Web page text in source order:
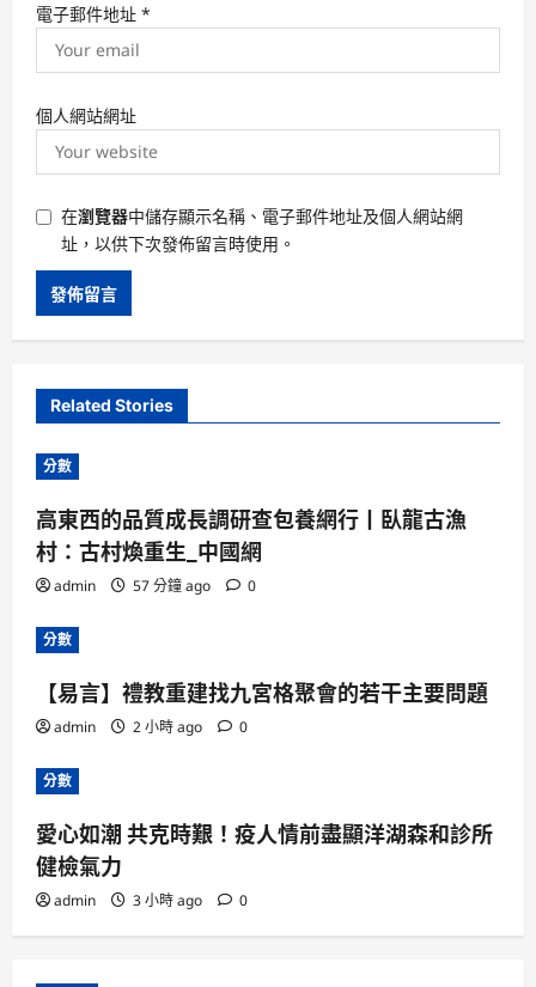
電子郵件地址 *
個人網站網址
在瀏覽器中儲存顯示名稱、電子郵件地址及個人網站網
址，以供下次發佈留言時使用。
Related Stories
分數
高東西的品質成長調研查包養網行丨臥龍古漁
村：古村煥重生_中國網
admin 57 分鐘 ago 0
分數
【易言】禮教重建找九宮格聚會的若干主要問題
admin 2 小時 ago 0
分數
愛心如潮 共克時艱！疫人情前盡顯洋湖森和診所
健檢氣力
admin 3 小時 ago 0